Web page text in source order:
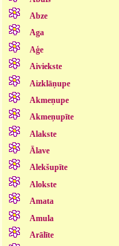
Abze
Aga
Aģe
Aiviekste
Aizklāņupe
Akmeņupe
Akmeņupīte
Alakste
Ālave
Alekšupīte
Alokste
Amata
Amula
Arālīte